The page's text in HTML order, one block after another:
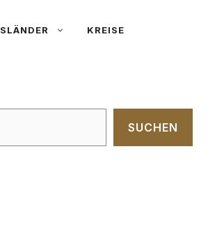
KREISE
SUCHEN